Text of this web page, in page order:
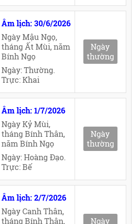
Âm lịch: 30/6/2026
Ngày Mậu Ngọ,
tháng Ất Mùi, năm
Bính Ngọ
Ngày: Thường.
Trực: Khai
Ngày
thường
Âm lịch: 1/7/2026
Ngày Kỷ Mùi,
tháng Bính Thân,
năm Bính Ngọ
Ngày: Hoàng Đạo.
Trực: Bế
Ngày
thường
Âm lịch: 2/7/2026
Ngày Canh Thân,
tháng Bính Thân,
Ngày